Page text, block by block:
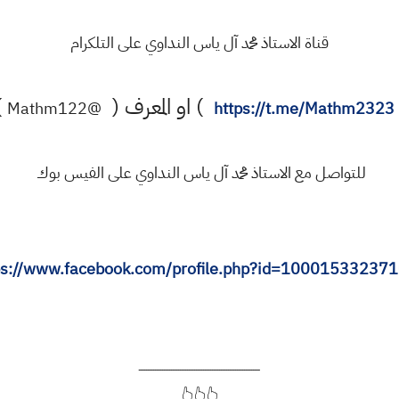
قناة الاستاذ محمد آل ياس النداوي على التلكرام
https://t.me/Mathm2323 ) او المعرف ( @Mathm122
للتواصل مع الاستاذ محمد آل ياس النداوي على الفيس بوك
www.facebook.com/
ــــــــــــــــــــــــــــــــــــــــــــــــــــــــــــــــــــ